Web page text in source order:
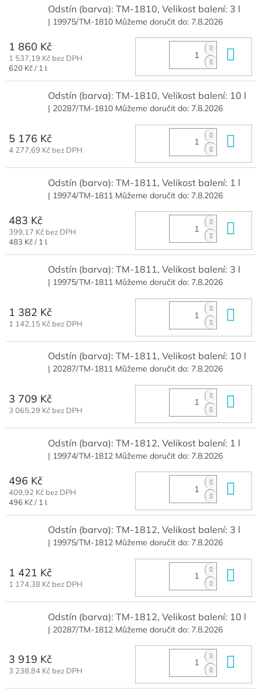
Odstín (barva): TM-1810, Velikost balení: 3 l
| 19975/TM-1810 Můžeme doručit do: 7.8.2026
1 860 Kč
1 537,19 Kč bez DPH
Měrná
620 Kč / 1 l
Odstín (barva): TM-1810, Velikost balení: 10 l
| 20287/TM-1810 Můžeme doručit do: 7.8.2026
5 176 Kč
4 277,69 Kč bez DPH
Odstín (barva): TM-1811, Velikost balení: 1 l
| 19974/TM-1811 Můžeme doručit do: 7.8.2026
483 Kč
399,17 Kč bez DPH
Měrná
483 Kč / 1 l
Odstín (barva): TM-1811, Velikost balení: 3 l
| 19975/TM-1811 Můžeme doručit do: 7.8.2026
1 382 Kč
1 142,15 Kč bez DPH
Odstín (barva): TM-1811, Velikost balení: 10 l
| 20287/TM-1811 Můžeme doručit do: 7.8.2026
3 709 Kč
3 065,29 Kč bez DPH
Odstín (barva): TM-1812, Velikost balení: 1 l
| 19974/TM-1812 Můžeme doručit do: 7.8.2026
496 Kč
409,92 Kč bez DPH
Měrná
496 Kč / 1 l
Odstín (barva): TM-1812, Velikost balení: 3 l
| 19975/TM-1812 Můžeme doručit do: 7.8.2026
1 421 Kč
1 174,38 Kč bez DPH
Odstín (barva): TM-1812, Velikost balení: 10 l
| 20287/TM-1812 Můžeme doručit do: 7.8.2026
3 919 Kč
3 238,84 Kč bez DPH